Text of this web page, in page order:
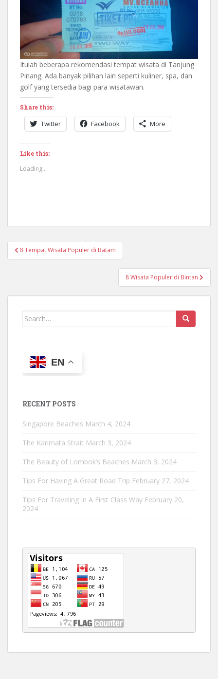
Itulah beberapa rekomendasi tempat wisata di Tanjung
Pinang. Ada banyak pilihan lain seperti kuliner, spa, dan
golf yang tersedia bagi para wisatawan.
Share this:
Twitter Facebook More
Like this:
Loading...
Post
navigation
8 Tempat Wisata Populer di Batam
8 Wisata Populer di Bintan
Search
EN
RECENT POSTS
Singapore Beaches March 4, 2024
The Karimata Strait March 3, 2024
The Beauty of Lombok’s Beaches March 3, 2024
Tips For Having A Great Road Trip February 27, 2024
Tips For Traveling In A First Class Way February 20,
2024